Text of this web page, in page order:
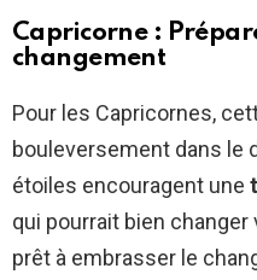
Capricorne :
changement
Pour les Capricornes,
bouleversement dans le
étoiles encouragent une
qui pourrait bien
prêt à embrasser le